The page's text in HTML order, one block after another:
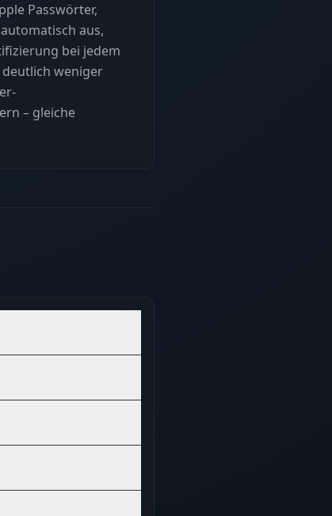
Passwörter,
aus,
bei jedem
weniger
– gleiche